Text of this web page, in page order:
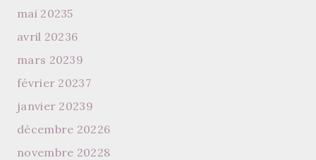
mai 20235
avril 20236
mars 20239
février 20237
janvier 20239
décembre 20226
novembre 20228